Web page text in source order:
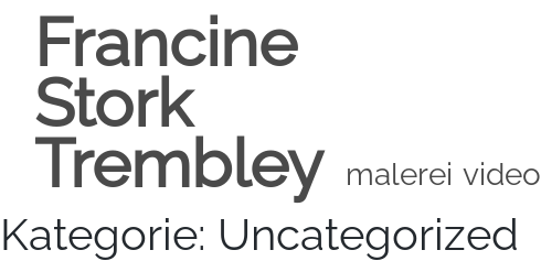
contentFrancine
Stork
Trembley malerei video
Kategorie: Uncategorized